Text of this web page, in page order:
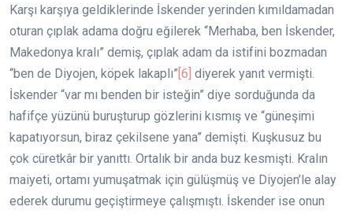
Karşı karşıya geldiklerinde İskender yerinden kımıldamadan
oturan çıplak adama doğru eğilerek “Merhaba, ben İskender,
Makedonya kralı” demiş, çıplak adam da istifini bozmadan
“ben de Diyojen, köpek lakaplı” [6] diyerek yanıt vermişti.
İskender “var mı benden bir isteğin” diye sorduğunda da
hafifçe yüzünü buruşturup gözlerini kısmış ve “güneşimi
kapatıyorsun, biraz çekilsene yana” demişti. Kuşkusuz bu
çok cüretkâr bir yanıttı. Ortalık bir anda buz kesmişti. Kralın
maiyeti, ortamı yumuşatmak için gülüşmüş ve Diyojen’le alay
ederek durumu geçiştirmeye çalışmıştı. İskender ise onun